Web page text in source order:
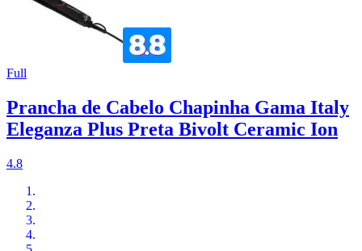
Full
Prancha de Cabelo Chapinha Gama Italy
Eleganza Plus Preta Bivolt Ceramic Ion
4.8